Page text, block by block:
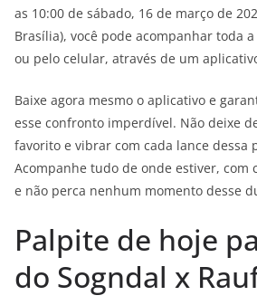
as 10:00 de sábado, 16 de março de
Brasília), você pode acompanhar toda
ou pelo celular, através de um
Baixe agora mesmo o aplicativo e
esse confronto imperdível. Não deixe
favorito e vibrar com cada lance dessa
Acompanhe tudo de onde estiver, com
e não perca nenhum momento desse
Palpite de hoje
do Sogndal x